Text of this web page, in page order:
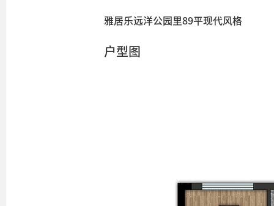
雅居乐远洋公园里89平现代风格
户型图